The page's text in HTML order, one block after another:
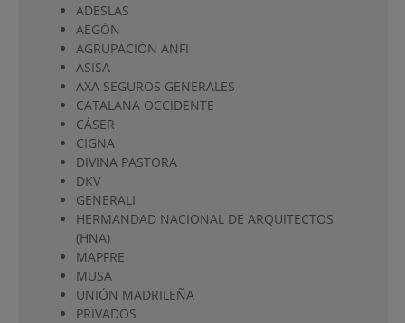
ADESLAS
AEGÓN
AGRUPACIÓN ANFI
ASISA
AXA SEGUROS GENERALES
CATALANA OCCIDENTE
CÁSER
CIGNA
DIVINA PASTORA
DKV
GENERALI
HERMANDAD NACIONAL DE ARQUITECTOS
(HNA)
MAPFRE
MUSA
UNIÓN MADRILEÑA
PRIVADOS